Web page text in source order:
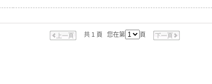
共 1 頁 您在第 頁